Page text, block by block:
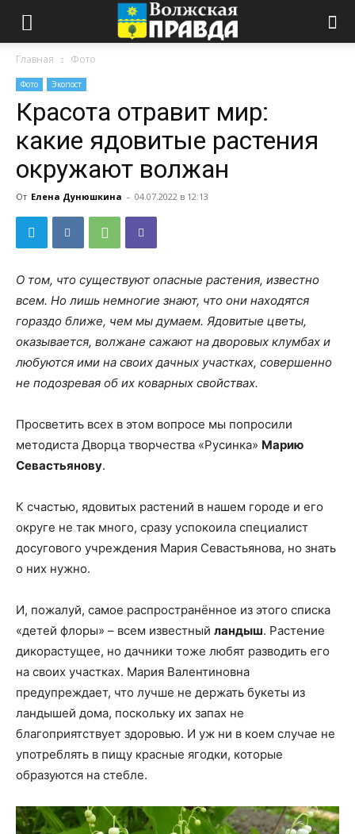
Главная Фото
Фото Экопост
Красота отравит мир:
какие ядовитые растения
окружают волжан
От Елена Дунюшкина - 04.07.2022 в 12:13
О том, что существуют опасные растения, известно
всем. Но лишь немногие знают, что они находятся
гораздо ближе, чем мы думаем. Ядовитые цветы,
оказывается, волжане сажают на дворовых клумбах и
любуются ими на своих дачных участках, совершенно
не подозревая об их коварных свойствах.
Просветить всех в этом вопросе мы попросили
методиста Дворца творчества «Русинка» Марию
Севастьянову.
К счастью, ядовитых растений в нашем городе и его
округе не так много, сразу успокоила специалист
досугового учреждения Мария Севастьянова, но знать
о них нужно.
И, пожалуй, самое распространённое из этого списка
«детей флоры» – всем известный ландыш. Растение
дикорастущее, но дачники тоже любят разводить его
на своих участках. Мария Валентиновна
предупреждает, что лучше не держать букеты из
ландышей дома, поскольку их запах не
благоприятствует здоровью. И уж ни в коем случае не
употреблять в пищу красные ягодки, которые
образуются на стебле.